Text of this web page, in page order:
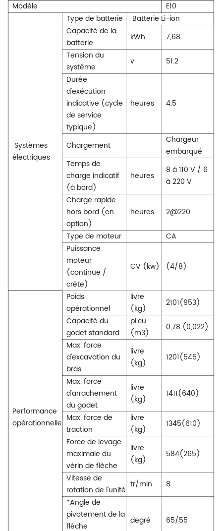
Modèle
E10
Systèmes
électriques
Type de batterie
Batterie Li-ion
Capacité de la
batterie
kWh
7,68
Tension du
système
v
51.2
Durée
d'exécution
indicative (cycle
de service
typique)
heures 4.5
Chargement
Chargeur
embarqué
Temps de
charge indicatif
(à bord)
heures
8 à 110 V / 6
à 220 V
Charge rapide
hors bord (en
option)
heures 2@220
Type de moteur
CA
Puissance
moteur
(continue /
crête)
CV (kw) (4/8)
Performance
opérationnelle
Poids
opérationnel
livre
(kg)
2101(953)
Capacité du
godet standard
pi.cu
(m3)
0,78 (0,022)
Max. force
d'excavation du
bras
livre
(kg)
1201(545)
Max. force
d'arrachement
du godet
livre
(kg)
1411(640)
Max. force de
traction
livre
(kg)
1345(610)
Force de levage
maximale du
vérin de flèche
livre
(kg)
584(265)
Vitesse de
rotation de l'unité
tr/min
8
*Angle de
pivotement de la
flèche
degré 65/55